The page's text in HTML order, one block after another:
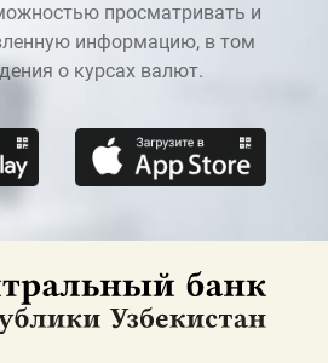
просматривать и
информацию, в том
о курсах валют.